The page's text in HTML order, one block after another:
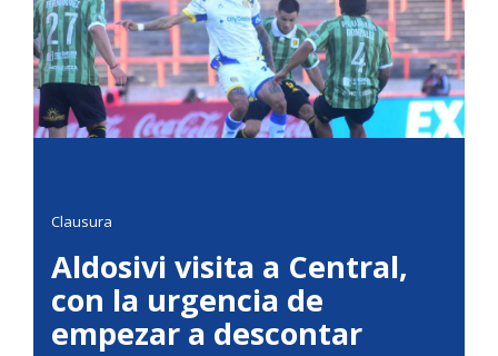
Clausura
Aldosivi visita a Central,
con la urgencia de
empezar a descontar